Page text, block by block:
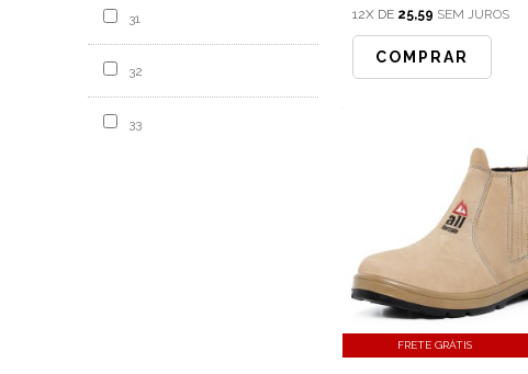
31
32
33
12X DE 25,59 SEM JUROS
COMPRAR
FRETE GRÁTIS